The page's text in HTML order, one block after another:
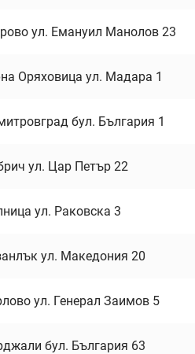
ул. Емануил Манолов 23
Оряховица ул. Мадара 1
бул. България 1
ул. Цар Петър 22
ул. Раковска 3
ул. Македония 20
ул. Генерал Заимов 5
бул. България 63